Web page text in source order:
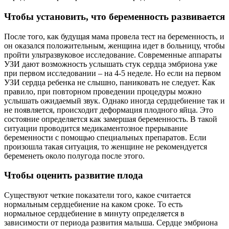
Чтобы установить, что беременность развивается
После того, как будущая мама провела тест на беременность, и
он оказался положительным, женщина идет в больницу, чтобы
пройти ультразвуковое исследование. Современные аппараты
УЗИ дают возможность услышать стук сердца эмбриона уже
при первом исследовании – на 4-5 неделе. Но если на первом
УЗИ сердца ребенка не слышно, паниковать не следует. Как
правило, при повторном проведении процедуры можно
услышать ожидаемый звук. Однако иногда сердцебиение так и
не появляется, происходит деформация плодного яйца. Это
состояние определяется как замершая беременность. В такой
ситуации проводится медикаментозное прерывание
беременности с помощью специальных препаратов. Если
произошла такая ситуация, то женщине не рекомендуется
беременеть около полугода после этого.
Чтобы оценить развитие плода
Существуют четкие показатели того, какое считается
нормальным сердцебиение на каком сроке. То есть
нормальное сердцебиение в минуту определяется в
зависимости от периода развития малыша. Сердце эмбриона